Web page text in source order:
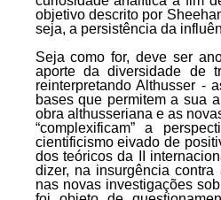
objetivo descrito por
seja, a persistência da
Seja como for, deve ser
aporte da diversidade de
reinterpretando Althusser -
bases que permitem a sua
obra althusseriana e as
“complexificam” a
cientificismo eivado de
dos teóricos da II
dizer, na insurgência
nas novas investigações